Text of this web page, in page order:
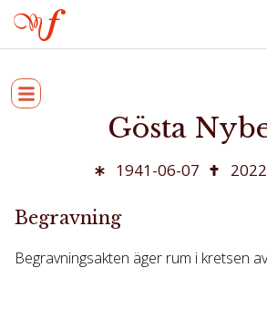
Gösta
1941-06-07
Begravning
Begravningsakten äger rum i kretsen